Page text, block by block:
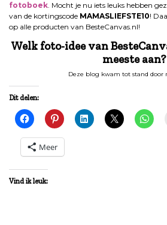
fotoboek. Mocht je nu iets leuks hebben
van de kortingscode MAMASLIEFSTE10!
op alle producten van BesteCanvas.nl!
Welk foto-idee van
meeste aan?
Deze blog kwam tot stand
Dit delen:
Meer
Vind ik leuk: